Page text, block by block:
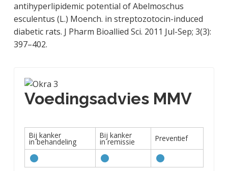
antihyperlipidemic potential of Abelmoschus
esculentus (L.) Moench. in streptozotocin-induced
diabetic rats. J Pharm Bioallied Sci. 2011 Jul-Sep; 3(3):
397–402.
Voedingsadvies MMV
Bij kanker
in behandeling
Bij kanker
in remissie Preventief